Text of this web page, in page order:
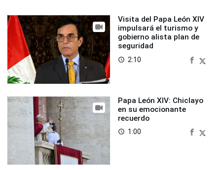
Visita del Papa León XIV
impulsará el turismo y
gobierno alista plan de
seguridad
access_time 2:10
Papa León XIV: Chiclayo
en su emocionante
recuerdo
access_time 1:00